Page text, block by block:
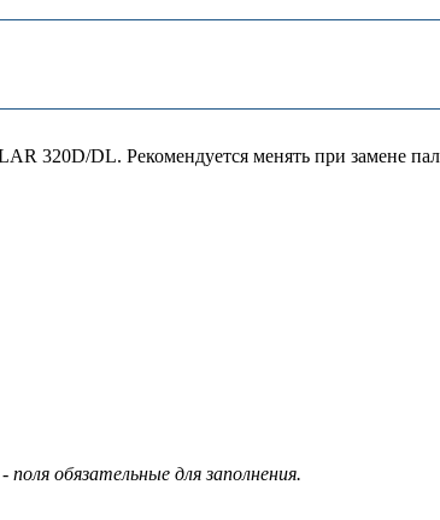
320D/DL. Рекомендуется менять при замене
поля обязательные для заполнения.